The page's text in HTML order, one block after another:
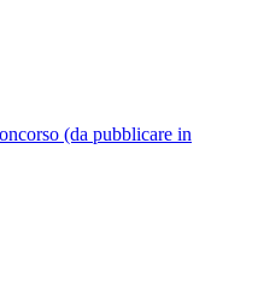
(da pubblicare in